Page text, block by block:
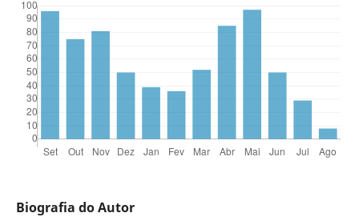
Biografia do Autor